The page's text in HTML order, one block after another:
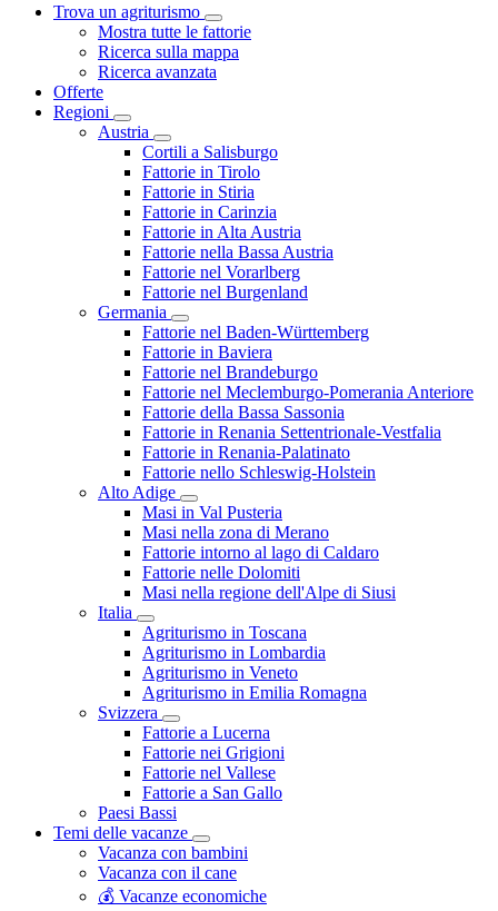
Trova un agriturismo
Mostra tutte le fattorie
Ricerca sulla mappa
Ricerca avanzata
Offerte
Regioni
Austria
Cortili a Salisburgo
Fattorie in Tirolo
Fattorie in Stiria
Fattorie in Carinzia
Fattorie in Alta Austria
Fattorie nella Bassa Austria
Fattorie nel Vorarlberg
Fattorie nel Burgenland
Germania
Fattorie nel Baden-Württemberg
Fattorie in Baviera
Fattorie nel Brandeburgo
Fattorie nel Meclemburgo-Pomerania Anteriore
Fattorie della Bassa Sassonia
Fattorie in Renania Settentrionale-Vestfalia
Fattorie in Renania-Palatinato
Fattorie nello Schleswig-Holstein
Alto Adige
Masi in Val Pusteria
Masi nella zona di Merano
Fattorie intorno al lago di Caldaro
Fattorie nelle Dolomiti
Masi nella regione dell'Alpe di Siusi
Italia
Agriturismo in Toscana
Agriturismo in Lombardia
Agriturismo in Veneto
Agriturismo in Emilia Romagna
Svizzera
Fattorie a Lucerna
Fattorie nei Grigioni
Fattorie nel Vallese
Fattorie a San Gallo
Paesi Bassi
Temi delle vacanze
Vacanza con bambini
Vacanza con il cane
💰 Vacanze economiche